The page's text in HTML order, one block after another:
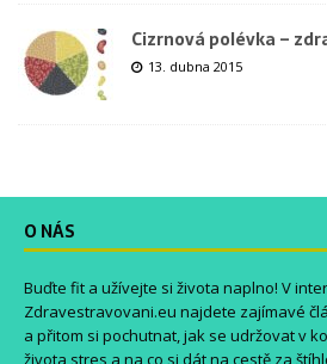
Cizrnová polévka –
13. dubna 2015
O NÁS
Buďte fit a užívejte si života naplno! V
Zdravestravovani.eu najdete zajímavé
a přitom si pochutnat, jak se udržovat v
života stres a na co si dát na cestě za